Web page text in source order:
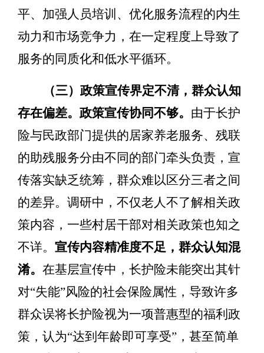
平、加强人员培训、优化服务流程的内生
动力和市场竞争力，在一定程度上导致了
服务的同质化和低水平循环。
（三）政策宣传界定不清，群众认知
存在偏差。政策宣传协同不够。 由于长护
险与民政部门提供的居家养老服务、残联
的助残服务分由不同的部门牵头负责，宣
传落实缺乏统筹，群众难以区分三者之间
的差异。调研中，不仅老人不了解相关政
策内容，一些村居干部对相关政策也知之
不详。宣传内容精准度不足 ，群众认知混
淆。在基层宣传中，长护险未能突出其针
对“失能”风险的社会保险属性，导致许多
群众误将长护险视为一项普惠型的福利政
策，认为“达到年龄即可享受” ，甚至简单